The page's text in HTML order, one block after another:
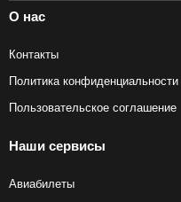
О нас
Контакты
Политика конфиденциальности
Пользовательское соглашение
Наши сервисы
Авиабилеты